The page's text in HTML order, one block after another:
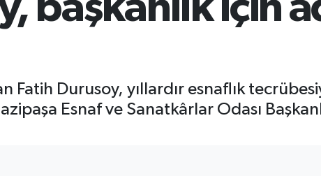
Fatih Durusoy, yıllardır esnaflık
Esnaf ve Sanatkârlar Odası